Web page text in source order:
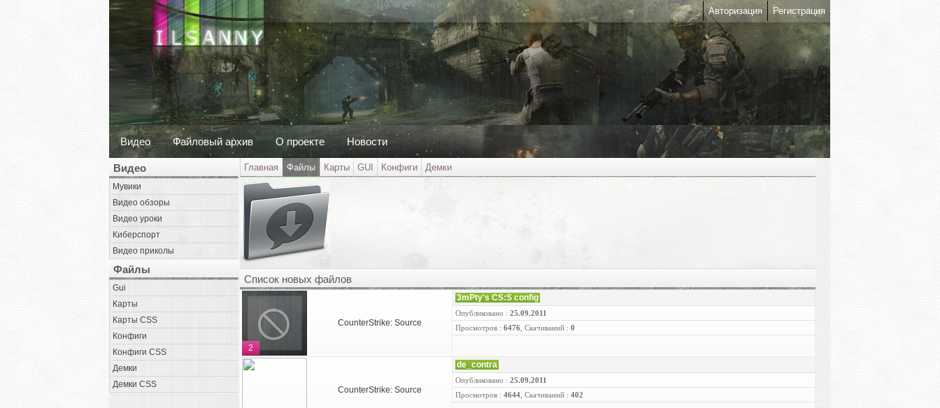
Авторизация Регистрация
Видео Файловый архив О проекте Новости
Видео
Мувики
Видео обзоры
Видео уроки
Киберспорт
Видео приколы
Файлы
Gui
Карты
Карты CSS
Конфиги
Конфиги CSS
Демки
Демки CSS
Главная Файлы Карты GUI Конфиги Демки
Список новых файлов
2
CounterStrike: Source
3mPty's CS:S config
Опубликовано : 25.09.2011
Просмотров : 6476 , Скачиваний : 0
CounterStrike: Source
de_contra
Опубликовано : 25.09.2011
Просмотров : 4644 , Скачиваний : 402